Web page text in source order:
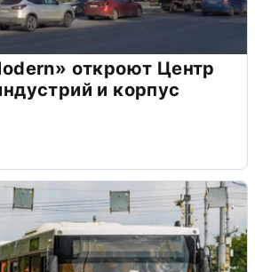
откроют Центр
и корпус